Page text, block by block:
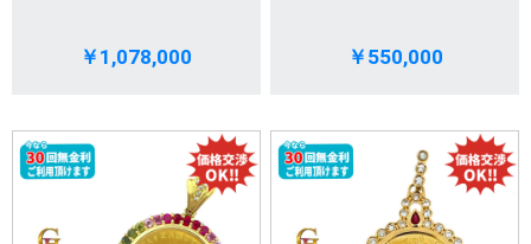
￥1,078,000 ￥550,000